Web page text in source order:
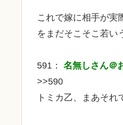
これで嫁に相手が実
をまだそこそこ若い
591： 名無しさん＠
>>590
トミカ乙、まあそれ